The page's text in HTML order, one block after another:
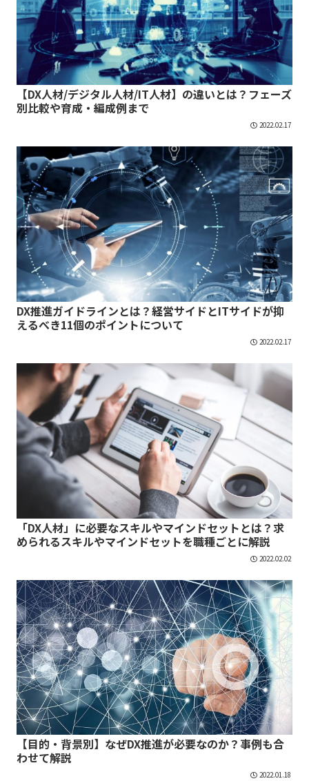
【DX人材/デジタル人材/IT人材】の違いとは？フェーズ
別比較や育成・編成例まで
2022.02.17
DX推進ガイドラインとは？経営サイドとITサイドが抑
えるべき11個のポイントについて
2022.02.17
「DX人材」に必要なスキルやマインドセットとは？求
められるスキルやマインドセットを職種ごとに解説
2022.02.02
【目的・背景別】なぜDX推進が必要なのか？事例も合
わせて解説
2022.01.18